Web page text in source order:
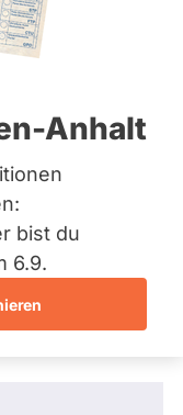
Anhalt
bist du
6.9.
kein
oder